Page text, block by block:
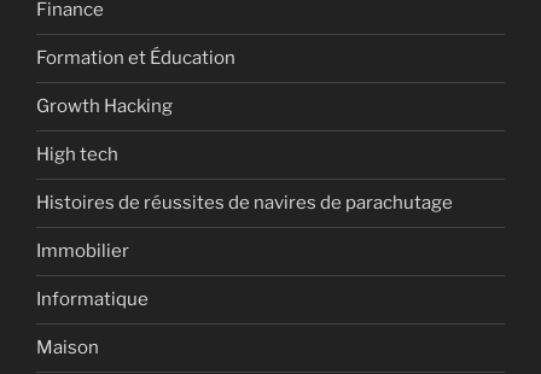
Finance
Formation et Éducation
Growth Hacking
High tech
Histoires de réussites de navires de parachutage
Immobilier
Informatique
Maison